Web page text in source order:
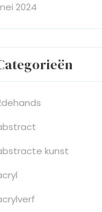
2024
kunst